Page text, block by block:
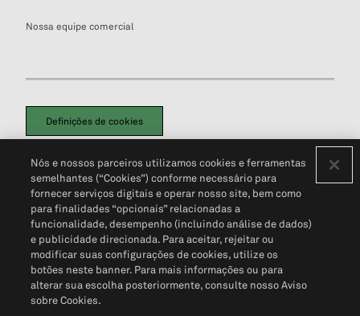
Nossa equipe comercial
Definições de cookies
Política de PrivacidadePortal de privacidade do cliente (em inglês)
Não Venda Minhas Informações Pessoais© 2026 S&P Global
Nós e nossos parceiros utilizamos cookies e ferramentas
semelhantes (“Cookies”) conforme necessário para
fornecer serviços digitais e operar nosso site, bem como
para finalidades “opcionais” relacionadas a
funcionalidade, desempenho (incluindo análise de dados)
e publicidade direcionada. Para aceitar, rejeitar ou
modificar suas configurações de cookies, utilize os
botões neste banner. Para mais informações ou para
alterar sua escolha posteriormente, consulte nosso Aviso
sobre Cookies.